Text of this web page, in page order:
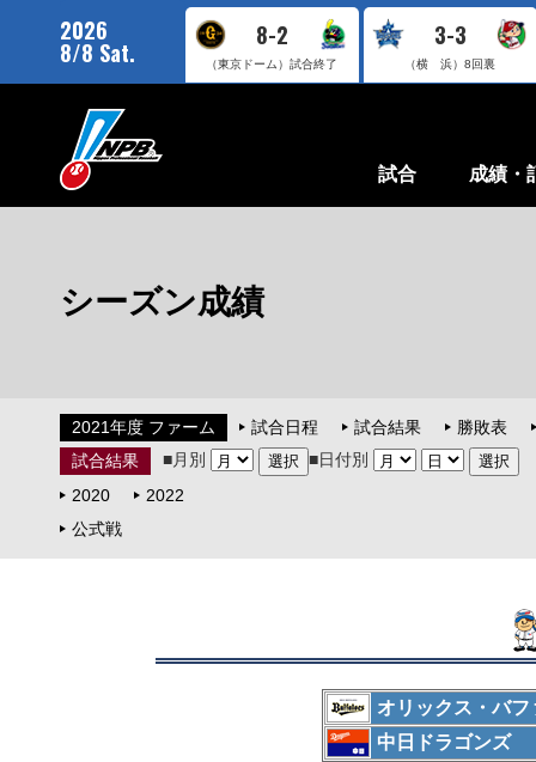
2026
8/8 Sat.
8-2
（東京ドーム）試合終了
3-3
（横 浜）8回裏
試合 成績・
シーズン成績
2021年度 ファーム 試合日程 試合結果
勝敗表
試合結果
■月別
■日付別
2020
2022
公式戦
オリックス・バフ
中日ドラゴンズ